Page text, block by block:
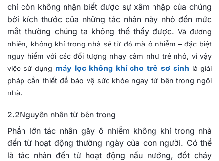
chí còn không nhận biết được sự xâm nhập của chúng
bởi kích thước của những tác nhân này nhỏ đến mức
mắt thường chúng ta không thể thấy được.Và đương
nhiên, không khí trong nhà sẽ từ đó mà ô nhiễm – đặc biệt
nguy hiểm với các đối tượng nhạy cảm như trẻ nhỏ, vì vậy
việc sử dụng máy lọc không khí cho trẻ sơ sinh là giải
pháp cần thiết để bảo vệ sức khỏe ngay từ bên trong ngôi
nhà.
2.2Nguyên nhân từ bên trong
Phần lớn tác nhân gây ô nhiễm không khí trong nhà
đến từ hoạt động thường ngày của con người. Có thể
là tác nhân đến từ hoạt động nấu nướng, đốt cháy